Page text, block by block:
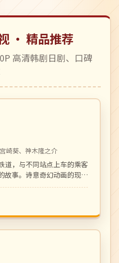
· 精品推荐
高清韩剧日剧、口碑
崎葵、神木隆之介
道，与不同站点上车的乘客
故事。诗意奇幻动画的现代
101 分钟